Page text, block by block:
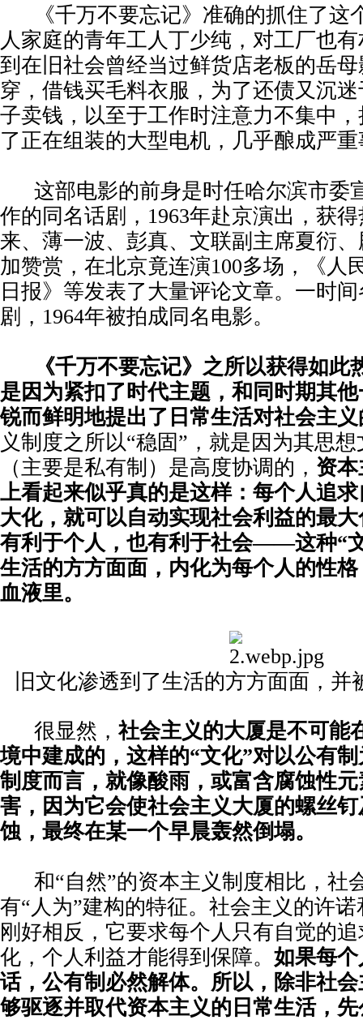
《千万不要忘记》准确的抓住了这
人家庭的青年工人丁少纯，对工厂也
到在旧社会曾经当过鲜货店老板的岳
穿，借钱买毛料衣服，为了还债又沉
子卖钱，以至于工作时注意力不集中
了正在组装的大型电机，几乎酿成严
这部电影的前身是时任哈尔滨市委
作的同名话剧，1963年赴京演出，获
来、薄一波、彭真、文联副主席夏衍
加赞赏，在北京竟连演100多场，《人
日报》等发表了大量评论文章。一时
剧，1964年被拍成同名电影。
《千万不要忘记》之所以获得如此
是因为紧扣了时代主题，和同时期其
锐而鲜明地提出了日常生活对社会主
义制度之所以“稳固”，就是因为其思
（主要是私有制）是高度协调的， 资
上看起来似乎真的是这样：每个人追
大化，就可以自动实现社会利益的最
有利于个人，也有利于社会——这种“
生活的方方面面，内化为每个人的性
血液里。
旧文化渗透到了生活的方方面面，并
很显然， 社会主义的大厦是不可能
境中建成的，这样的“文化”对以公有
制度而言，就像酸雨，或富含腐蚀性
害，因为它会使社会主义大厦的螺丝
蚀，最终在某一个早晨轰然倒塌。
和“自然”的资本主义制度相比，社
有“人为”建构的特征。社会主义的许
刚好相反，它要求每个人只有自觉的
化，个人利益才能得到保障。 如果每
话，公有制必然解体。所以，除非社
够驱逐并取代资本主义的日常生活，